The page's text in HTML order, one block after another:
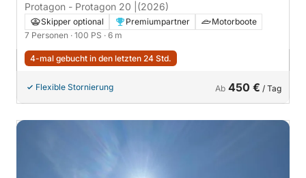
Protagon - Protagon 20 | (2026)
Skipper optional Premiumpartner
Motorboote
7 Personen · 100 PS · 6 m
4-mal gebucht in den letzten 24 Std.
Flexible Stornierung Ab 450 € / Tag